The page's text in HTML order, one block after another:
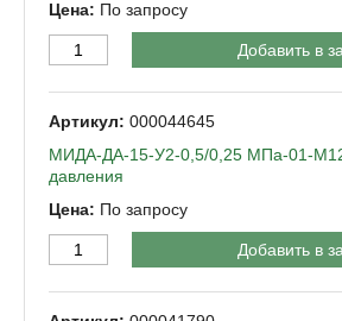
По запросу
Добавить в
000044645
МИДА-ДА-15-У2-0,5/0,25 МПа-01-
давления
По запросу
Добавить в